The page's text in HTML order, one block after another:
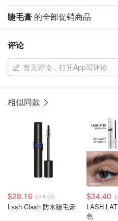
睫毛膏 的全部促销商品
评论
暂无评论，打开App写评论
相似同款
$28.16 $44.00
Lash Clash 防水睫毛膏
$34.40
LASH
色